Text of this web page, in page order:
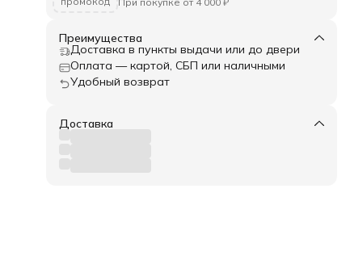
Преимущества
Доставка в пункты выдачи или до двери
Оплата — картой, СБП или наличными
Удобный возврат
Доставка